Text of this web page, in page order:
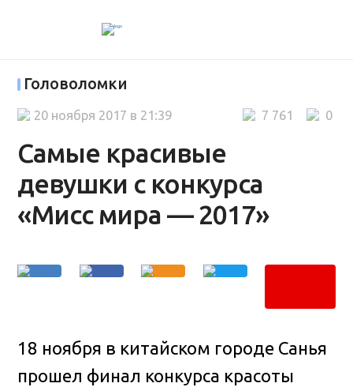
Головоломки
Самые красивые
девушки с конкурса
«Мисс мира — 2017»
0
7 761
20 ноября 2017 в 21:39
18 ноября в китайском городе Санья
прошел финал конкурса красоты